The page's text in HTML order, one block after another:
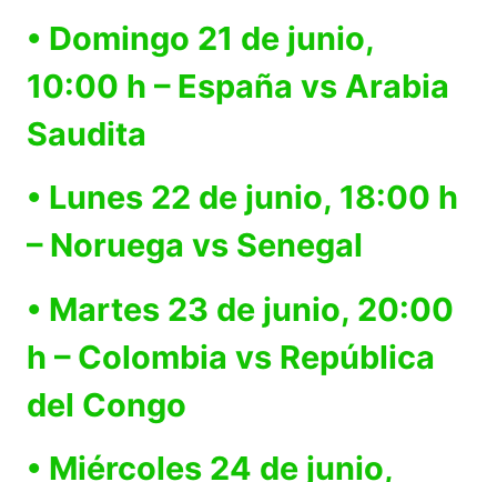
• Domingo 21 de junio,
10:00 h – España vs Arabia
Saudita
• Lunes 22 de junio, 18:00 h
– Noruega vs Senegal
• Martes 23 de junio, 20:00
h – Colombia vs República
del Congo
• Miércoles 24 de junio,